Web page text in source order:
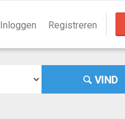
Inloggen Registreren
VIND